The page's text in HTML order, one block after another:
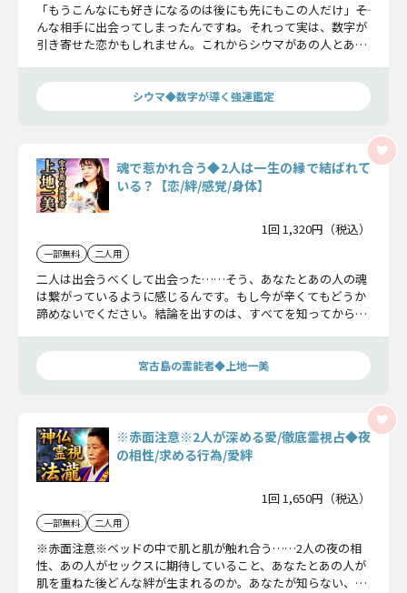
「もうこんなにも好きになるのは後にも先にもこの人だけ」――そ
んな相手に出会ってしまったんですね。それって実は、数字が
引き寄せた恋かもしれません。これからシウマがあの人とあな
まで全てお話ししますね。
シウマ◆数字が導く強運鑑定
魂で惹かれ合う◆2人は一生の縁で結ばれて
いる？【恋/絆/感覚/身体】
1回 1,320円（税込）
一部無料 二人用
二人は出会うべくして出会った……そう、あなたとあの人の魂
は繋がっているように感じるんです。もし今が辛くてもどうか
諦めないでください。結論を出すのは、すべてを知ってからで
宮古島の霊能者◆上地一美
※赤面注意※2人が深める愛/徹底霊視占◆夜
の相性/求める行為/愛絆
1回 1,650円（税込）
一部無料 二人用
※赤面注意※ベッドの中で肌と肌が触れ合う……2人の夜の相
性、あの人がセックスに期待していること、あなたとあの人が
肌を重ねた後どんな絆が生まれるのか。あなたが知らない、あ